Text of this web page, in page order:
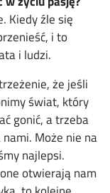
Kiedy źle się
i to
i ludzi.
że jeśli
świat, który
gonić, a trzeba
Może nie na
najlepsi.
otwierają nam